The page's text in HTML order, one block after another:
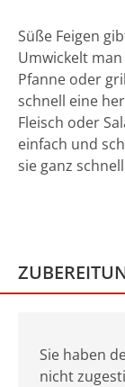
Süße Feigen
Umwickelt
Pfanne oder
schnell eine
Fleisch oder
einfach und
sie ganz
Sie haben
nicht